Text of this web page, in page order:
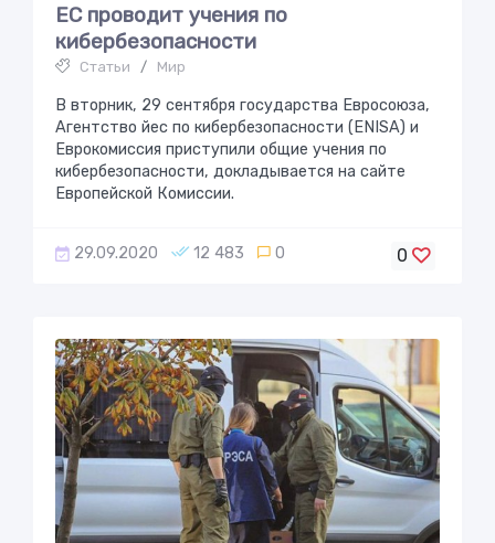
ЕС проводит учения по
кибербезoпаснoсти
Статьи / Мир
В вторник, 29 сентября государства Евросоюза,
Агентство йес по кибербезопасности (ENISA) и
Еврокомиссия приступили общие учения по
кибербезопасности, докладывается на сайте
Европейской Комиссии.
29.09.2020 12 483 0 0